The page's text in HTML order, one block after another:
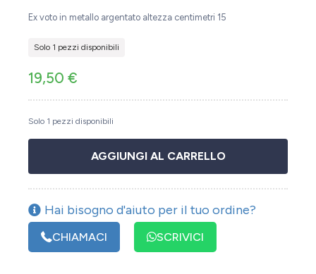
Ex voto in metallo argentato altezza centimetri 15
Solo 1 pezzi disponibili
19,50 €
Solo 1 pezzi disponibili
AGGIUNGI AL CARRELLO
Hai bisogno d'aiuto per il tuo ordine?
CHIAMACI SCRIVICI